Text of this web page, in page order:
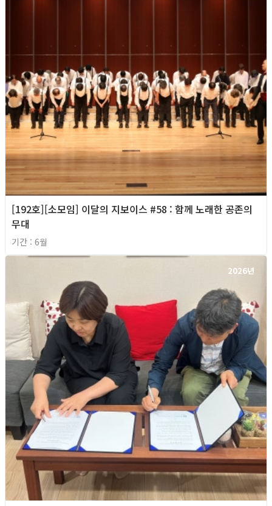
[192호][소모임] 이달의 지보이스 #58 : 함께 노래한 공존의
무대
기간 : 6월
2026년